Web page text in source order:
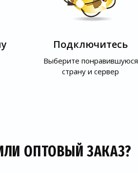
Подключитесь
Выберите понравившуюся
страну и сервер
ОПТОВЫЙ ЗАКАЗ?